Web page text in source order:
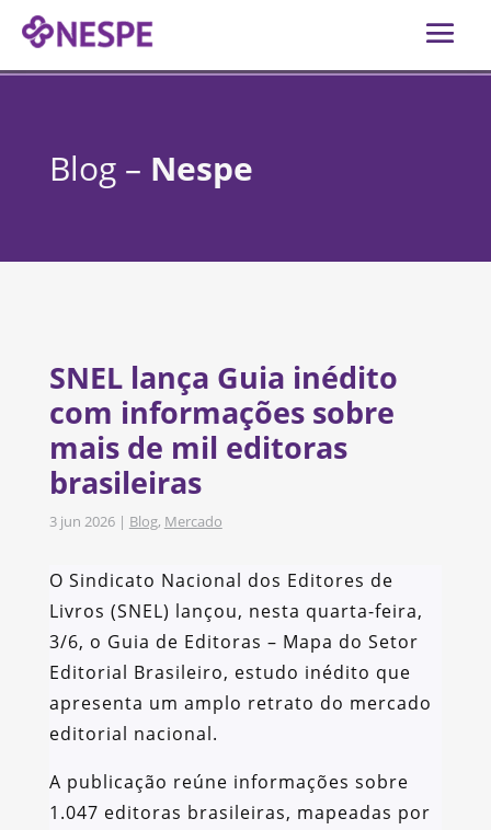
Blog – Nespe
SNEL lança Guia inédito
com informações sobre
mais de mil editoras
brasileiras
3 jun 2026| Blog, Mercado
O Sindicato Nacional dos Editores de
Livros (SNEL) lançou, nesta quarta-feira,
3/6, o Guia de Editoras – Mapa do Setor
Editorial Brasileiro, estudo inédito que
apresenta um amplo retrato do mercado
editorial nacional.
A publicação reúne informações sobre
1.047 editoras brasileiras, mapeadas por